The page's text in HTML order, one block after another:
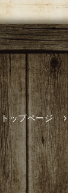
トップページ